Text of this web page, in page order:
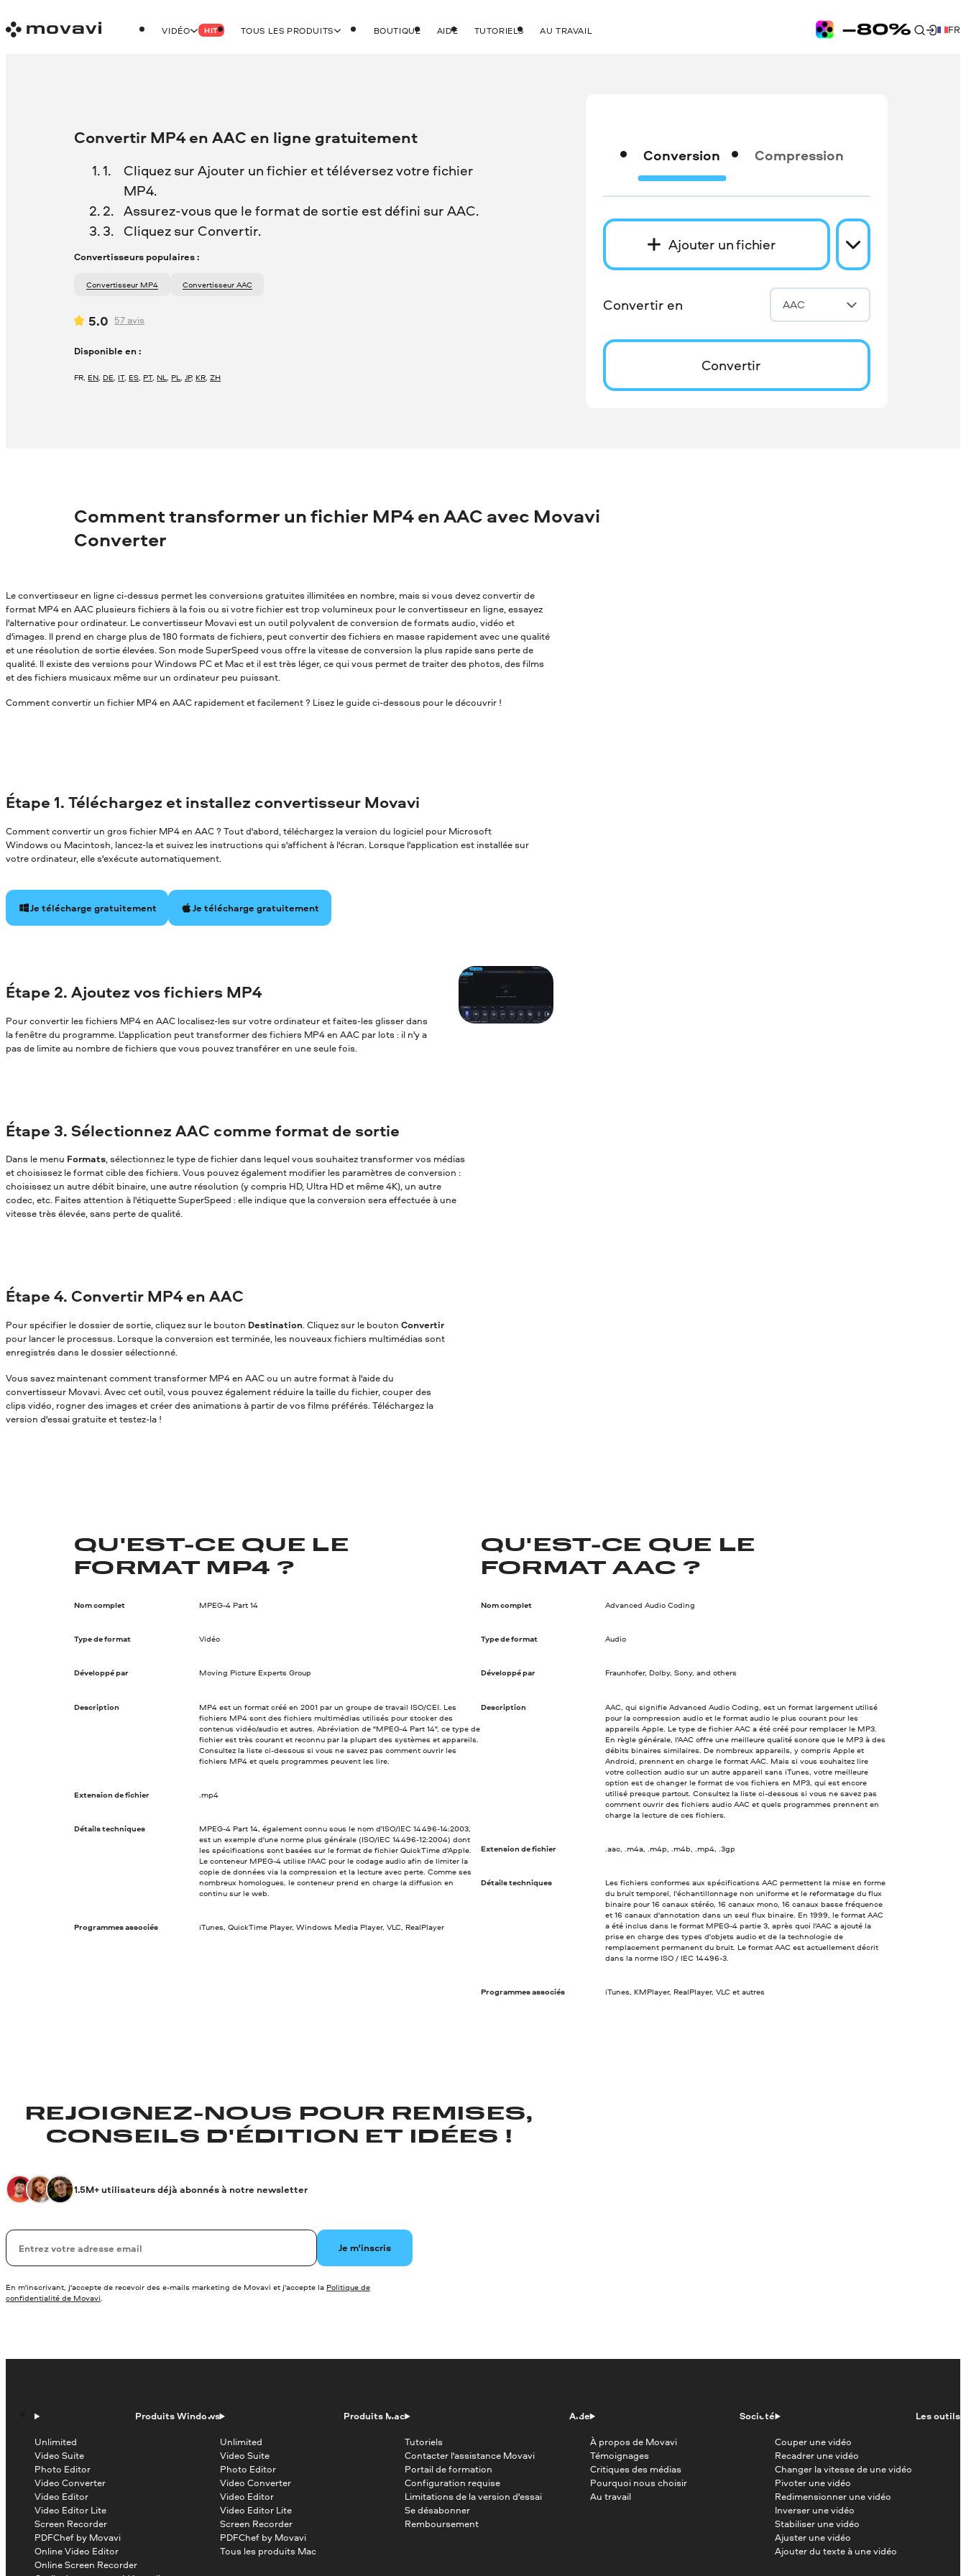
VIDÉO HIT TOUS LES PRODUITS BOUTIQUE AIDE TUTORIELS AU TRAVAIL FR
Convertir MP4 en AAC en ligne gratuitement
Cliquez sur Ajouter un fichier et téléversez votre fichier
MP4.
Assurez-vous que le format de sortie est défini sur AAC.
Cliquez sur Convertir.
Convertisseurs populaires :
Convertisseur MP4 Convertisseur AAC
5.0 57 avis
Disponible en :
FR, EN, DE, IT, ES, PT, NL, PL,JP, KR,ZH
Conversion Compression
Ajouter un fichier
Convertir en AAC
Convertir
Comment transformer un fichier MP4 en AAC avec Movavi
Converter
Le convertisseur en ligne ci-dessus permet les conversions gratuites illimitées en nombre, mais si vous devez convertir de
format MP4 en AAC plusieurs fichiers à la fois ou si votre fichier est trop volumineux pour le convertisseur en ligne, essayez
l'alternative pour ordinateur. Le convertisseur Movavi est un outil polyvalent de conversion de formats audio, vidéo et
d'images. Il prend en charge plus de 180 formats de fichiers, peut convertir des fichiers en masse rapidement avec une qualité
et une résolution de sortie élevées. Son mode SuperSpeed vous offre la vitesse de conversion la plus rapide sans perte de
qualité. Il existe des versions pour Windows PC et Mac et il est très léger, ce qui vous permet de traiter des photos, des films
et des fichiers musicaux même sur un ordinateur peu puissant.
Comment convertir un fichier MP4 en AAC rapidement et facilement ? Lisez le guide ci-dessous pour le découvrir !
Étape 1. Téléchargez et installez convertisseur Movavi
Comment convertir un gros fichier MP4 en AAC ? Tout d'abord, téléchargez la version du logiciel pour Microsoft
Windows ou Macintosh, lancez-la et suivez les instructions qui s'affichent à l'écran. Lorsque l'application est installée sur
votre ordinateur, elle s'exécute automatiquement.
Je télécharge gratuitement Je télécharge gratuitement
Étape 2. Ajoutez vos fichiers MP4
Pour convertir les fichiers MP4 en AAC localisez-les sur votre ordinateur et faites-les glisser dans
la fenêtre du programme. L'application peut transformer des fichiers MP4 en AAC par lots : il n'y a
pas de limite au nombre de fichiers que vous pouvez transférer en une seule fois.
Étape 3. Sélectionnez AAC comme format de sortie
Dans le menu Formats, sélectionnez le type de fichier dans lequel vous souhaitez transformer vos médias
et choisissez le format cible des fichiers. Vous pouvez également modifier les paramètres de conversion :
choisissez un autre débit binaire, une autre résolution (y compris HD, Ultra HD et même 4K), un autre
codec, etc. Faites attention à l'étiquette SuperSpeed : elle indique que la conversion sera effectuée à une
vitesse très élevée, sans perte de qualité.
Étape 4. Convertir MP4 en AAC
Pour spécifier le dossier de sortie, cliquez sur le bouton Destination. Cliquez sur le bouton Convertir
pour lancer le processus. Lorsque la conversion est terminée, les nouveaux fichiers multimédias sont
enregistrés dans le dossier sélectionné.
Vous savez maintenant comment transformer MP4 en AACou un autre format à l'aide du
convertisseur Movavi. Avec cet outil, vous pouvez également réduire la taille du fichier, couper des
clips vidéo, rogner des images et créer des animations à partir de vos films préférés. Téléchargez la
version d'essai gratuite et testez-la !
QU'EST-CE QUE LE
FORMAT MP4 ?
Nom complet MPEG-4 Part 14
Type de format Vidéo
Développé par Moving Picture Experts Group
Description
MP4 est un format créé en 2001 par un groupe de travail ISO/CEI. Les
fichiers MP4 sont des fichiers multimédias utilisés pour stocker des
contenus vidéo/audio et autres. Abréviation de "MPEG-4 Part 14", ce type de
fichier est très courant et reconnu par la plupart des systèmes et appareils.
Consultez la liste ci-dessous si vous ne savez pas comment ouvrir les
fichiers MP4 et quels programmes peuvent les lire.
Extension de fichier .mp4
Détails techniques
MPEG-4 Part 14, également connu sous le nom d'ISO/IEC 14496-14:2003,
est un exemple d'une norme plus générale (ISO/IEC 14496-12:2004) dont
les spécifications sont basées sur le format de fichier QuickTime d'Apple.
Le conteneur MPEG-4 utilise l'AAC pour le codage audio afin de limiter la
copie de données via la compression et la lecture avec perte. Comme ses
nombreux homologues, le conteneur prend en charge la diffusion en
continu sur le web.
Programmes associés iTunes, QuickTime Player, Windows Media Player, VLC, RealPlayer
QU'EST-CE QUE LE
FORMAT AAC ?
Nom complet Advanced Audio Coding
Type de format Audio
Développé par Fraunhofer, Dolby, Sony, and others
Description
AAC, qui signifie Advanced Audio Coding, est un format largement utilisé
pour la compression audio et le format audio le plus courant pour les
appareils Apple. Le type de fichier AAC a été créé pour remplacer le MP3.
En règle générale, l'AAC offre une meilleure qualité sonore que le MP3 à des
débits binaires similaires. De nombreux appareils, y compris Apple et
Android, prennent en charge le format AAC. Mais si vous souhaitez lire
votre collection audio sur un autre appareil sans iTunes, votre meilleure
option est de changer le format de vos fichiers en MP3, qui est encore
utilisé presque partout. Consultez la liste ci-dessous si vous ne savez pas
comment ouvrir des fichiers audio AAC et quels programmes prennent en
charge la lecture de ces fichiers.
Extension de fichier .aac, .m4a, .m4p, .m4b, .mp4, .3gp
Détails techniques
Les fichiers conformes aux spécifications AAC permettent la mise en forme
du bruit temporel, l'échantillonnage non uniforme et le reformatage du flux
binaire pour 16 canaux stéréo, 16 canaux mono, 16 canaux basse fréquence
et 16 canaux d'annotation dans un seul flux binaire. En 1999, le format AAC
a été inclus dans le format MPEG-4 partie 3, après quoi l'AAC a ajouté la
prise en charge des types d'objets audio et de la technologie de
remplacement permanent du bruit. Le format AAC est actuellement décrit
dans la norme ISO / IEC 14496-3.
Programmes associés iTunes, KMPlayer, RealPlayer, VLC et autres
REJOIGNEZ-NOUS POUR REMISES,
CONSEILS D'ÉDITION ET IDÉES !
1.5M+ utilisateurs déjà abonnés à notre newsletter
Votre adresse de messagerie Je m'inscris
En m'inscrivant, j'accepte de recevoir des e-mails marketing de Movavi et j'accepte la Politique de
confidentialité de Movavi.
Produits Windows
Unlimited
Video Suite
Photo Editor
Video Converter
Video Editor
Video Editor Lite
Screen Recorder
PDFChef by Movavi
Online Video Editor
Online Screen Recorder
Produits Mac
Unlimited
Video Suite
Photo Editor
Video Converter
Video Editor
Video Editor Lite
Screen Recorder
PDFChef by Movavi
Tous les produits Mac
Aide
Tutoriels
Contacter l'assistance Movavi
Portail de formation
Configuration requise
Limitations de la version d'essai
Se désabonner
Remboursement
Société
À propos de Movavi
Témoignages
Critiques des médias
Pourquoi nous choisir
Au travail
Les outils
Couper une vidéo
Recadrer une vidéo
Changer la vitesse de une vidéo
Pivoter une vidéo
Redimensionner une vidéo
Inverser une vidéo
Stabiliser une vidéo
Ajuster une vidéo
Ajouter du texte à une vidéo